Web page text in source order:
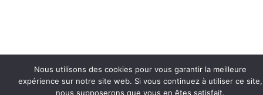
Nous utilisons des cookies pour vous garantir la meilleure
expérience sur notre site web. Si vous continuez à utiliser ce site,
nous supposerons que vous en êtes satisfait.